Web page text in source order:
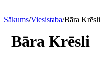
Sākums/Viesistaba/Bāra Krēsli
Bāra Krēsli